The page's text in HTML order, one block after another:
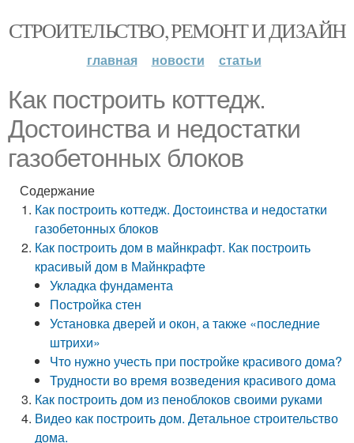
СТРОИТЕЛЬСТВО, РЕМОНТ И ДИЗАЙН
главная новости статьи
Как построить коттедж.
Достоинства и недостатки
газобетонных блоков
Содержание
Как построить коттедж. Достоинства и недостатки
газобетонных блоков
Как построить дом в майнкрафт. Как построить
красивый дом в Майнкрафте
Укладка фундамента
Постройка стен
Установка дверей и окон, а также «последние
штрихи»
Что нужно учесть при постройке красивого дома?
Трудности во время возведения красивого дома
Как построить дом из пеноблоков своими руками
Видео как построить дом. Детальное строительство
дома.